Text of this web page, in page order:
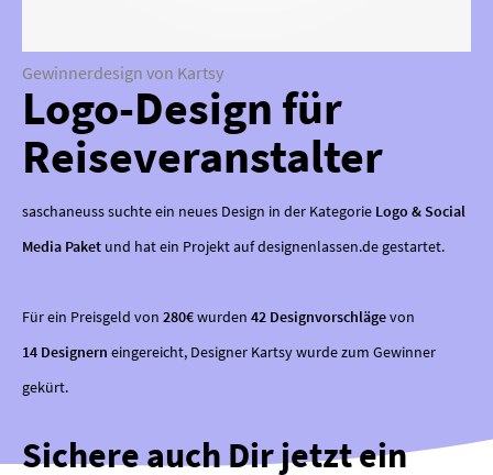
Gewinnerdesign von Kartsy
Logo-Design für
Reiseveranstalter
saschaneuss suchte ein neues Design in der Kategorie Logo & Social
Media Paket und hat ein Projekt auf designenlassen.de gestartet.
Für ein Preisgeld von 280€wurden 42 Designvorschlägevon
14 Designern eingereicht, Designer Kartsy wurde zum Gewinner
gekürt.
Sichere auch Dir jetzt ein